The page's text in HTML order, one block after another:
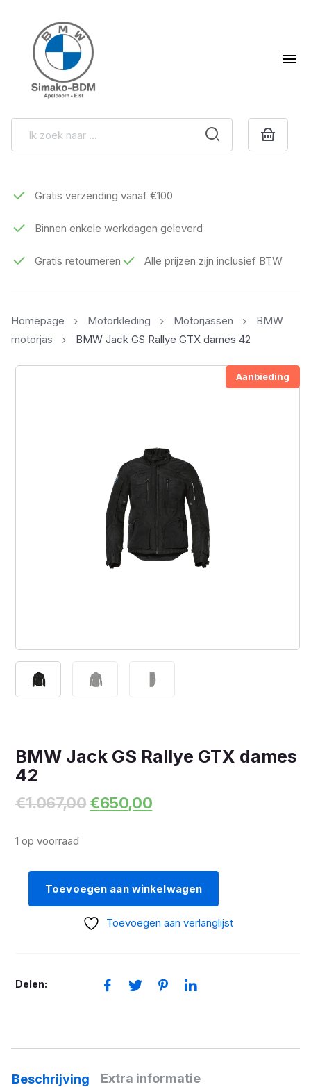
Gratis verzending vanaf €100
Binnen enkele werkdagen geleverd
Gratis retourneren Alle prijzen zijn inclusief BTW
Homepage Motorkleding Motorjassen
BMW
motorjas
BMW Jack GS Rallye GTX dames 42
Aanbieding
BMW Jack GS Rallye GTX dames
42
€1.067,00 Oorspronkelijke
prijs
€650,00Huidige
prijs
1 op voorraad
Toevoegen aan winkelwagen
Toevoegen aan verlanglijst
Delen:
Beschrijving
Extra informatie